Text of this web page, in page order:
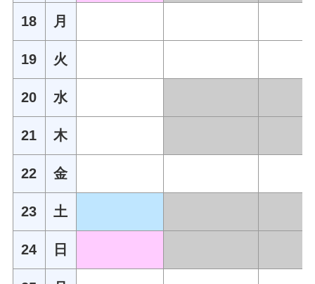
18 月
19 火
20 水
21 木
22 金
23 土
24 日